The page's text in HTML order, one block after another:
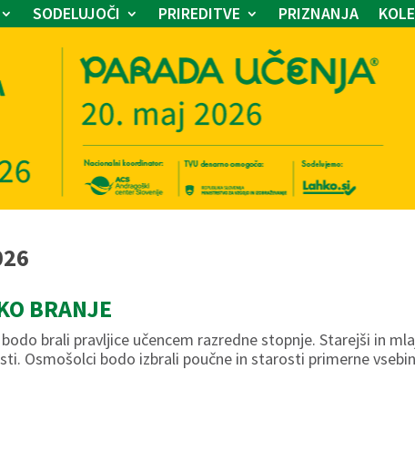
SODELUJOČI PRIREDITVE PRIZNANJA
BRANJE
brali pravljice učencem razredne stopnje. Starejši in
Osmošolci bodo izbrali poučne in starosti primerne